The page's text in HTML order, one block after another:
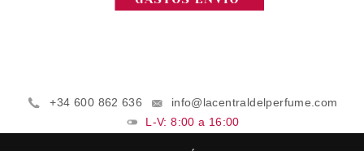
+34 600 862 636
info@lacentraldelperfume.com
L-V: 8:00 a 16:00